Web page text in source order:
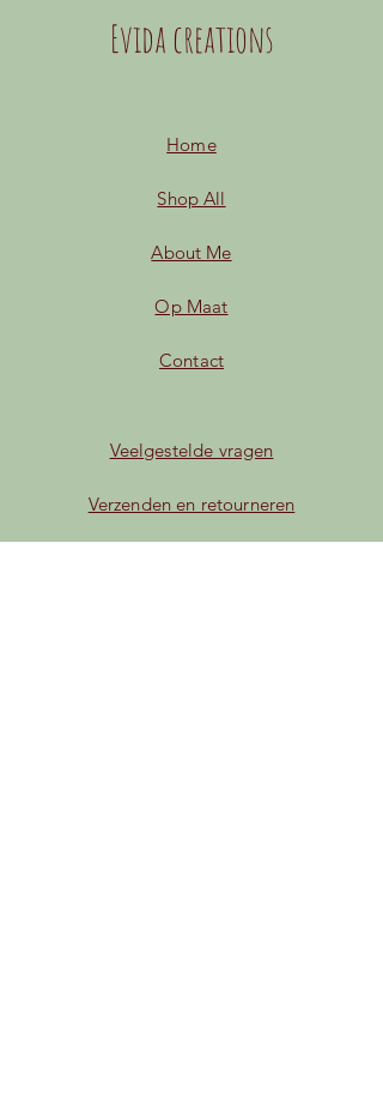
Evida creations
Home
Shop All
About Me
Op Maat
Contact
Veelgestelde vragen
Verzenden en retourneren